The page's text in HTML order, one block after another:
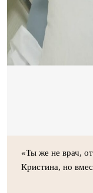
«Ты же не врач,
Кристина, но